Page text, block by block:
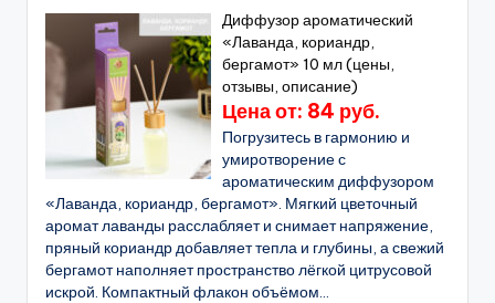
Диффузор ароматический
«Лаванда, кориандр,
бергамот» 10 мл (цены,
отзывы, описание)
Цена от: 84 руб.
Погрузитесь в гармонию и
умиротворение с
ароматическим диффузором
«Лаванда, кориандр, бергамот». Мягкий цветочный
аромат лаванды расслабляет и снимает напряжение,
пряный кориандр добавляет тепла и глубины, а свежий
бергамот наполняет пространство лёгкой цитрусовой
искрой. Компактный флакон объёмом...